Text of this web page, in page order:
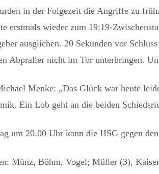
in der Folgezeit die Angriffe zu
erstmals wieder zum 19:19-
ausglichen. 20 Sekunden vor
Abpraller nicht im Tor unterbringen.
Menke: „Das Glück war heute
Ein Lob geht an die beiden
um 20.00 Uhr kann die HSG gegen
Münz, Böhm, Vogel; Müller (3),